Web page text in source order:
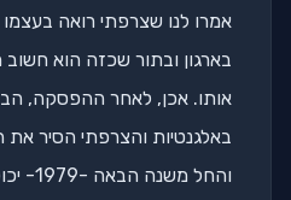
אמרו לנו שצרפתי רואה
בארגון ובתור שכזה הוא
אותו. אכן, לאחר ההפסקה,
באלגנטיות והצרפתי הסיר
והחל